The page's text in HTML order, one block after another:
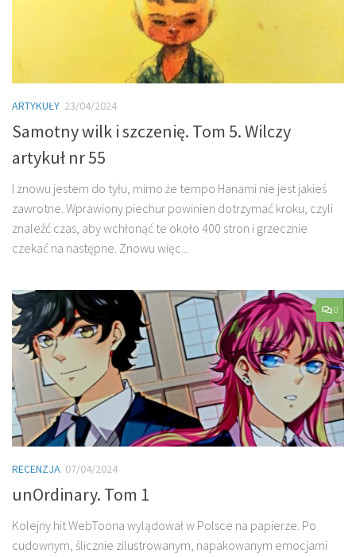
ARTYKUŁY 23/04/2024
Samotny wilk i szczenię. Tom 5. Wilczy
artykuł nr 55
I znowu jestem do tyłu, mimo że tempo Hanami nie jest jakieś
zawrotne. Wprawiony piechur powinien dotrzymać kroku, czyli
znaleźć czas, aby wchłonąć te około 400 stron i grzecznie
czekać na następne. Znowu więc...
0
RECENZJA 07/04/2024
unOrdinary. Tom 1
Kolejny hit WebToona wylądował w Polsce na papierze. Po
cudownym, ślicznie zilustrowanym, napakowanym emocjami